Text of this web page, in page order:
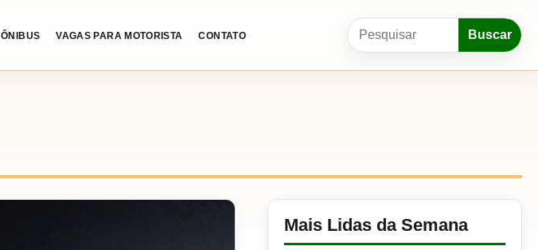
ÔNIBUS VAGAS PARA MOTORISTA CONTATO
Pesquisar por:
Buscar
Mais Lidas da Semana